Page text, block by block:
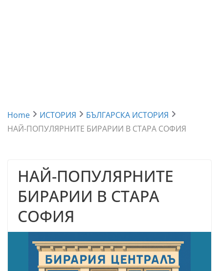
Home ИСТОРИЯ
БЪЛГАРСКА ИСТОРИЯ
НАЙ-ПОПУЛЯРНИТЕ БИРАРИИ В СТАРА СОФИЯ
НАЙ-ПОПУЛЯРНИТЕ
БИРАРИИ В СТАРА
СОФИЯ